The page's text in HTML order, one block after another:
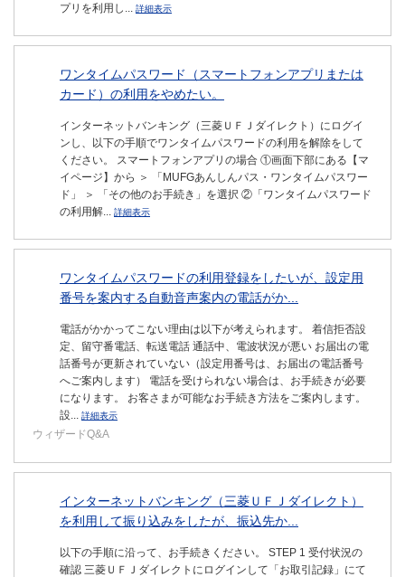
プリを利用し... 詳細表示
ワンタイムパスワード（スマートフォンアプリまたは
カード）の利用をやめたい。
インターネットバンキング（三菱ＵＦＪダイレクト）にログイ
ンし、以下の手順でワンタイムパスワードの利用を解除をして
ください。 スマートフォンアプリの場合 ①画面下部にある【マ
イページ】から ＞ 「MUFGあんしんパス・ワンタイムパスワー
ド」 ＞ 「その他のお手続き」を選択 ②「ワンタイムパスワード
の利用解... 詳細表示
ワンタイムパスワードの利用登録をしたいが、設定用
番号を案内する自動音声案内の電話がか...
電話がかかってこない理由は以下が考えられます。 着信拒否設
定、留守番電話、転送電話 通話中、電波状況が悪い お届出の電
話番号が更新されていない（設定用番号は、お届出の電話番号
へご案内します） 電話を受けられない場合は、お手続きが必要
になります。 お客さまが可能なお手続き方法をご案内します。
設... 詳細表示
ウィザードQ&A
インターネットバンキング（三菱ＵＦＪダイレクト）
を利用して振り込みをしたが、振込先か...
以下の手順に沿って、お手続きください。 STEP 1 受付状況の
確認 三菱ＵＦＪダイレクトにログインして「お取引記録」にて